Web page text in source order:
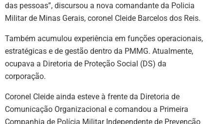
das pessoas”, discursou a nova comandante da Policia
Militar de Minas Gerais, coronel Cleide Barcelos dos Reis.
Também acumulou experiência em funções operacionais,
estratégicas e de gestão dentro da PMMG. Atualmente,
ocupava a Diretoria de Proteção Social (DS) da
corporação.
Coronel Cleide ainda esteve à frente da Diretoria de
Comunicação Organizacional e comandou a Primeira
Companhia de Polícia Militar Independente de Prevenção